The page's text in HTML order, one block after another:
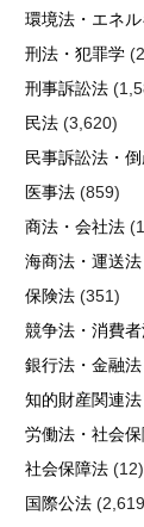
環境法・エネ
刑法・犯罪学
刑事訴訟法
民法 (3,620)
民事訴訟法・
医事法 (859)
商法・会社法
海商法・運送法
保険法 (351)
競争法・消費
銀行法・金融法
知的財産関連法
労働法・社会
社会保障法 (12)
国際公法